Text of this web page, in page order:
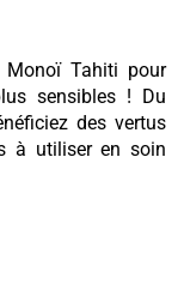
Monoï Tahiti pour
sensibles ! Du
des vertus
à utiliser en soin